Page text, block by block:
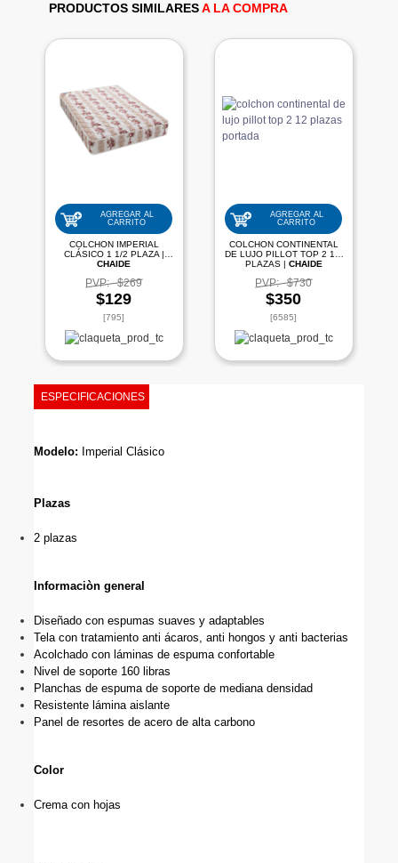
PRODUCTOS SIMILARESA LA COMPRA
AGREGAR AL
CARRITO
COLCHON IMPERIAL
CHAIDE
PVP: $269
$129
[795]
AGREGAR AL
CARRITO
COLCHON CONTINENTAL
DE LUJO PILLOT TOP 2 1/2
CHAIDE
PVP: $730
$350
[6585]
ESPECIFICACIONES
Modelo: Imperial Clásico
Plazas
2 plazas
Informaciòn general
Diseñado con espumas suaves y adaptables
Tela con tratamiento anti ácaros, anti hongos y anti bacterias
Acolchado con láminas de espuma confortable
Nivel de soporte 160 libras
Planchas de espuma de soporte de mediana densidad
Resistente lámina aislante
Panel de resortes de acero de alta carbono
Color
Crema con hojas